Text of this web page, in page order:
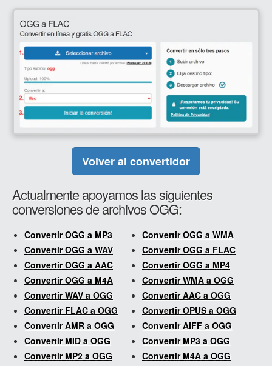
Volver al convertidor
Actualmente apoyamos las siguientes
conversiones de archivos OGG:
Convertir OGG a MP3
Convertir OGG a WMA
Convertir OGG a WAV
Convertir OGG a FLAC
Convertir OGG a AAC
Convertir OGG a MP4
Convertir OGG a M4A
Convertir WMA a OGG
Convertir WAV a OGG
Convertir AAC a OGG
Convertir FLAC a OGG
Convertir OPUS a OGG
Convertir AMR a OGG
Convertir AIFF a OGG
Convertir MID a OGG
Convertir MP3 a OGG
Convertir MP2 a OGG
Convertir M4A a OGG